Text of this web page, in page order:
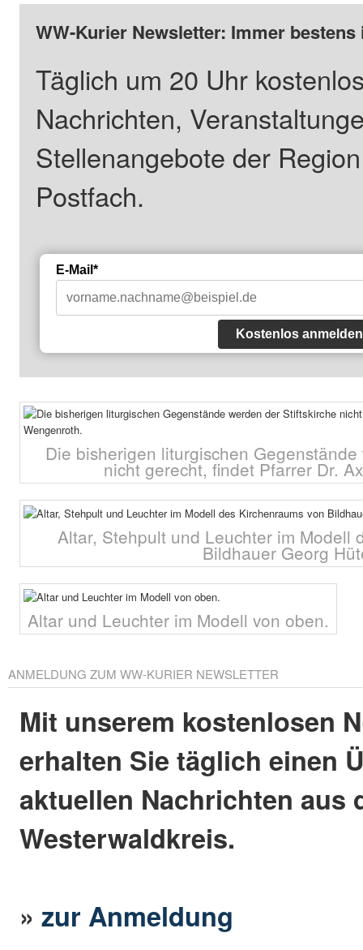
WW-Kurier Newsletter: Immer
Täglich um 20 Uhr
Nachrichten,
Stellenangebote der
Postfach.
E-Mail*
Kostenlos anmelden
Die bisherigen liturgischen
nicht gerecht, findet Pfarrer Dr.
Altar, Stehpult und Leuchter im Modell
Bildhauer Georg
Altar und Leuchter im Modell von oben.
ANMELDUNG ZUM WW-KURIER NEWSLETTER
Mit unserem kostenlosen
erhalten Sie täglich einen
aktuellen Nachrichten aus
Westerwaldkreis.
»zur Anmeldung